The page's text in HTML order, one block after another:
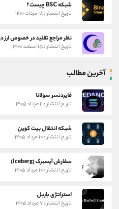
شبکه BSC چیست؟
تاریخ انتشار : ۱۸ مرداد ۱۴۰۰
نظر مراجع تقلید در خصوص ارز
تاریخ انتشار : ۱۵ اسفند ۱۴۰۰
آخرین مطالب
فایردنسر سولانا
تاریخ انتشار : ۱۱ مرداد ۱۴۰۵
شبکه انتقال بیت کوین
تاریخ انتشار : ۱۰ مرداد ۱۴۰۵
سفارش آیسبرگ (Iceberg)
تاریخ انتشار : ۱۰ مرداد ۱۴۰۵
استراتژی باربل
تاریخ انتشار : ۷ مرداد ۱۴۰۵